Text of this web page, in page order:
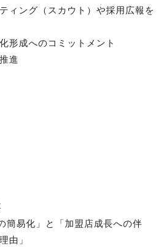
ィング（スカウト）や採用広報を
形成へのコミットメント
進
簡易化」と「加盟店成長への伴